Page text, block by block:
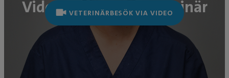
Videobesök med veterinär
VETERINÄRBESÖK VIA VIDEO